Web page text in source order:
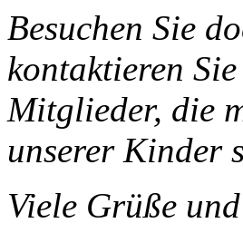
Besuchen Sie
kontaktieren
Mitglieder, die
unserer Kinder
Viele Grüße